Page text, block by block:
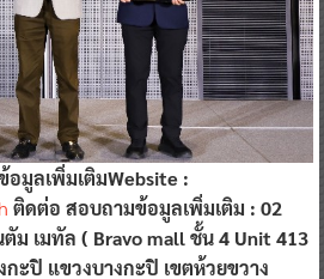
มูลเพิ่มเติมWebsite :
ติดต่อ สอบถามข้อมูลเพิ่มเติม : 02
ม เมทัล ( Bravo mall ชั้น 4 Unit 413
ะปิ แขวงบางกะปิ เขตห้วยขวาง